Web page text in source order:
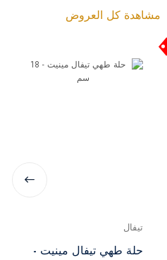
مشاهدة كل العروض
تيفال
حلة طهي تيفال مينيت -